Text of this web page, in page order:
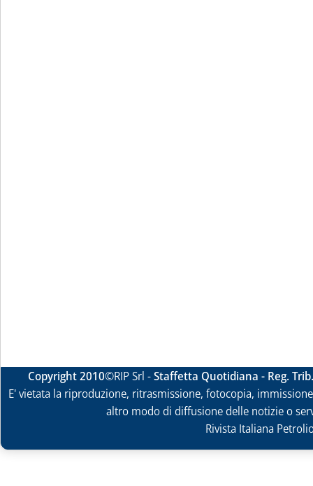
Copyright 2010©RIP Srl -Staffetta Quotidiana - Reg.
E' vietata la riproduzione, ritrasmissione, fotocopia,
altro modo di diffusione delle notizie o
Rivista Italiana